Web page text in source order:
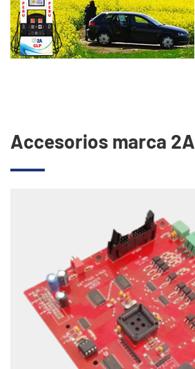
Accesorios marca 2A